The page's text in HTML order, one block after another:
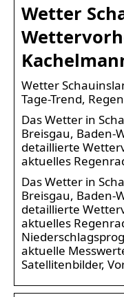
Wetter
Wetter
Tage-Trend,
Das Wetter in
Breisgau, Baden-
detaillierte
aktuelles
Das Wetter in
Breisgau, Baden-
detaillierte
aktuelles
aktuelle
Satellitenbilder,